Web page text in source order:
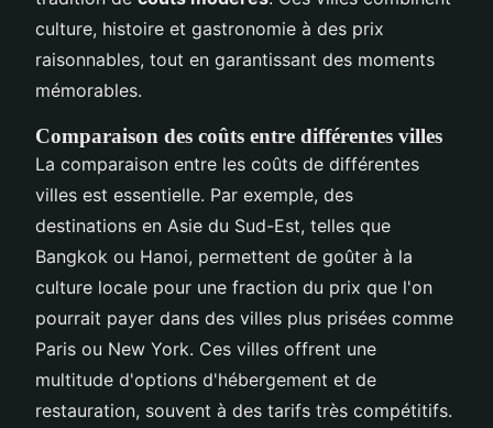
culture, histoire et gastronomie à des prix
raisonnables, tout en garantissant des moments
mémorables.
Comparaison des coûts entre différentes villes
La comparaison entre les coûts de différentes
villes est essentielle. Par exemple, des
destinations en Asie du Sud-Est, telles que
Bangkok ou Hanoi, permettent de goûter à la
culture locale pour une fraction du prix que l'on
pourrait payer dans des villes plus prisées comme
Paris ou New York. Ces villes offrent une
multitude d'options d'hébergement et de
restauration, souvent à des tarifs très compétitifs.